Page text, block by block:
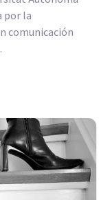
por la
comunicación